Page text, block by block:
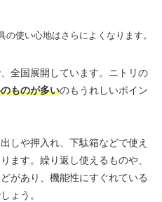
使い心地はさらによくなります。
全国展開しています。ニトリの
ものが多いのもうれしいポイン
しや押入れ、下駄箱などで使え
ます。繰り返し使えるものや、
があり、機能性にすぐれている
ょう。